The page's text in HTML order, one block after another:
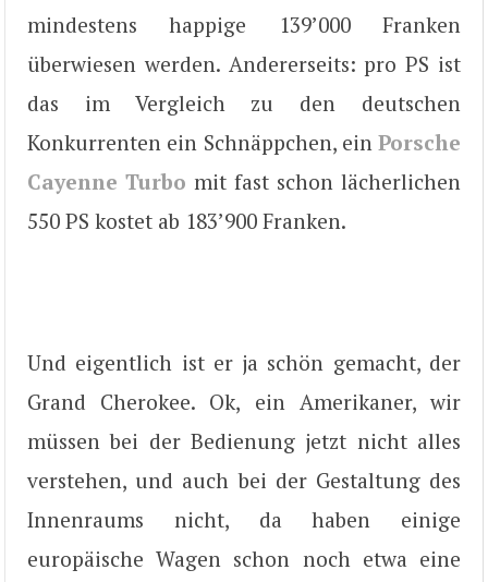
mindestens happige 139’000 Franken
überwiesen werden. Andererseits: pro PS ist
das im Vergleich zu den deutschen
Konkurrenten ein Schnäppchen, ein Porsche
Cayenne Turbo mit fast schon lächerlichen
550 PS kostet ab 183’900 Franken.
Und eigentlich ist er ja schön gemacht, der
Grand Cherokee. Ok, ein Amerikaner, wir
müssen bei der Bedienung jetzt nicht alles
verstehen, und auch bei der Gestaltung des
Innenraums nicht, da haben einige
europäische Wagen schon noch etwa eine